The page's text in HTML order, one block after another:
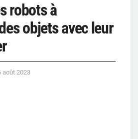
robots à
objets avec leur
août 2023